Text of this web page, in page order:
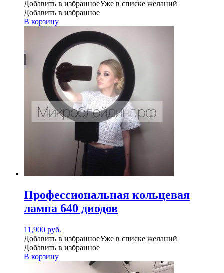
Добавить в избранноеУже в списке желаний
Добавить в избранное
В корзину
Профессиональная кольцевая
лампа 640 диодов
11,900 руб.
Добавить в избранноеУже в списке желаний
Добавить в избранное
В корзину